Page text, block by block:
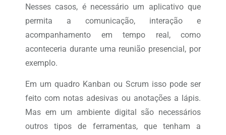
Nesses casos, é necessário um aplicativo que
permita a comunicação, interação e
acompanhamento em tempo real, como
aconteceria durante uma reunião presencial, por
exemplo.
Em um quadro Kanban ou Scrum isso pode ser
feito com notas adesivas ou anotações a lápis.
Mas em um ambiente digital são necessários
outros tipos de ferramentas, que tenham a